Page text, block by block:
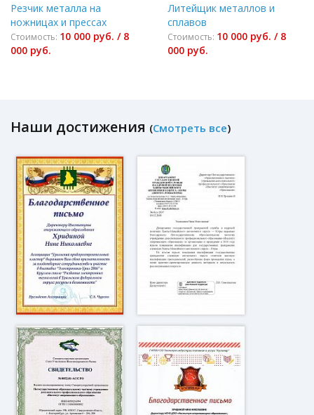
Резчик металла на
ножницах и прессах
Стоимость: 10 000 руб. / 8
000 руб.
Литейщик металлов и
сплавов
Стоимость: 10 000 руб. / 8
000 руб.
Наши достижения (Смотреть все)